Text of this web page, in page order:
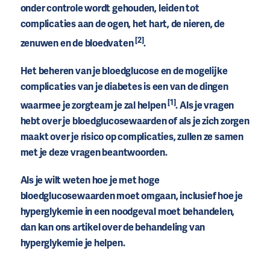
onder controle wordt gehouden, leiden tot
complicaties aan de ogen, het hart, de nieren, de
zenuwen en de bloedvaten[2].
Het beheren van je bloedglucose en de mogelijke
complicaties van je diabetes is een van de dingen
waarmee je zorgteam je zal helpen[1]. Als je vragen
hebt over je bloedglucosewaarden of als je zich zorgen
maakt over je risico op complicaties, zullen ze samen
met je deze vragen beantwoorden.
Als je wilt weten hoe je met hoge
bloedglucosewaarden moet omgaan, inclusief hoe je
hyperglykemie in een noodgeval moet behandelen,
dan kan ons artikel over de behandeling van
hyperglykemie je helpen.